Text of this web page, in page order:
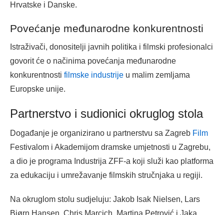
Hrvatske i Danske.
Povećanje međunarodne konkurentnosti
Istraživači, donositelji javnih politika i filmski profesionalci
govorit će o načinima povećanja međunarodne
konkurentnosti filmske industrije u malim zemljama
Europske unije.
Partnerstvo i sudionici okruglog stola
Događanje je organizirano u partnerstvu sa Zagreb Film
Festivalom i Akademijom dramske umjetnosti u Zagrebu,
a dio je programa Industrija ZFF-a koji služi kao platforma
za edukaciju i umrežavanje filmskih stručnjaka u regiji.
Na okruglom stolu sudjeluju: Jakob Isak Nielsen, Lars